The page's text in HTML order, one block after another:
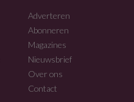
Adverteren
Abonneren
Magazines
Nieuwsbrief
Over ons
Contact